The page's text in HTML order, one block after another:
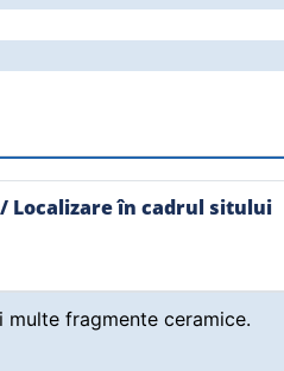
Localizare în cadrul sitului
fragmente ceramice.